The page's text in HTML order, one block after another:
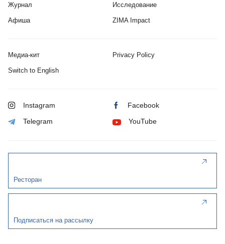
Журнал
Афиша
Исследование
ZIMA Impact
Медиа-кит Privacy Policy
Switch to English
Instagram Facebook
Telegram YouTube
Ресторан
Подписаться на рассылку